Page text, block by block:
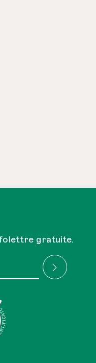
gratuite.
obligatoires.